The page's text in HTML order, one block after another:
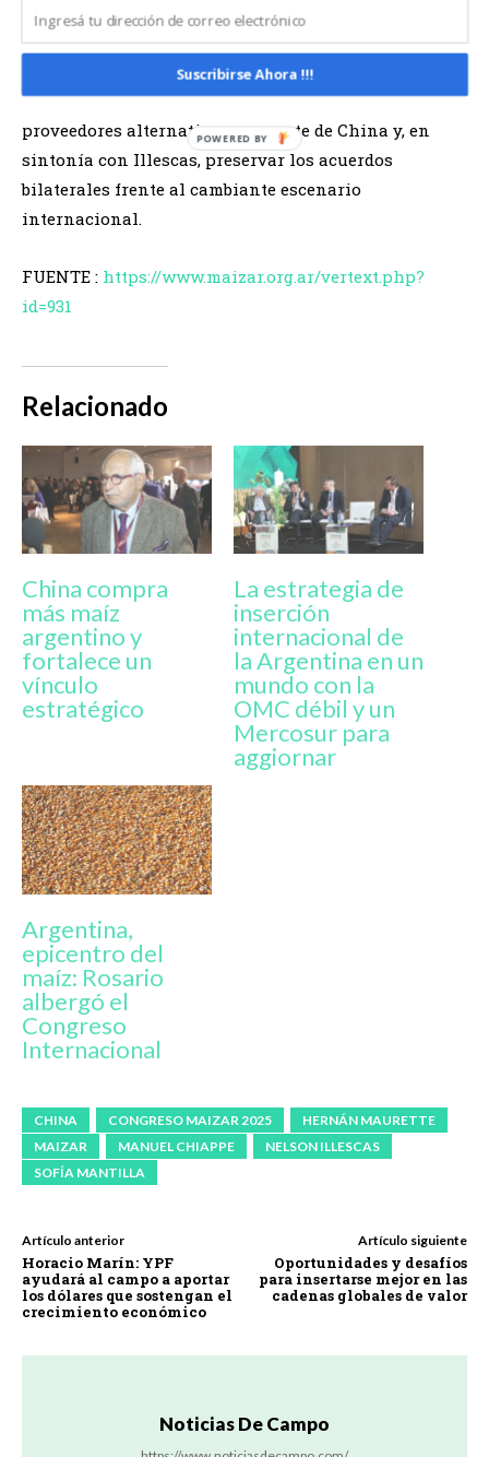
comercio global.
En ese sentido, instó a trabajar para mejorar la
competitividad interna, detectar la búsqueda de
proveedores alternativos por parte de China y, en
sintonía con Illescas, preservar los acuerdos
bilaterales frente al cambiante escenario
internacional.
FUENTE : https://www.maizar.org.ar/vertext.php?
id=931
Relacionado
China compra
más maíz
argentino y
fortalece un
vínculo
estratégico
La estrategia de
inserción
internacional de
la Argentina en un
mundo con la
OMC débil y un
Mercosur para
aggiornar
Argentina,
epicentro del
maíz: Rosario
albergó el
Congreso
Internacional
CHINA CONGRESO MAIZAR 2025
HERNÁN MAURETTE
MAIZAR
MANUEL CHIAPPE
NELSON ILLESCAS
SOFÍA MANTILLA
Artículo anterior
Horacio Marín: YPF
ayudará al campo a aportar
los dólares que sostengan el
crecimiento económico
Artículo siguiente
Oportunidades y desafíos
para insertarse mejor en las
cadenas globales de valor
Noticias De Campo
Suscribirse Ahora !!!